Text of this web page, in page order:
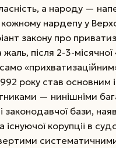
а народу —
нардепу у
закону про
після 2-3-
року став основним
— нинішніми
бази,
існуючої корупції в